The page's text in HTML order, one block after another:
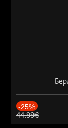
-25%
44.99€